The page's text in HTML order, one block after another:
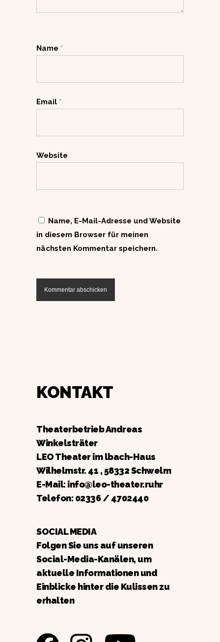
Name *
Email *
Website
Name, E-Mail-Adresse und Website
in diesem Browser für meinen
nächsten Kommentar speichern.
KONTAKT
Theaterbetrieb Andreas
Winkelsträter
LEO Theater im lbach-Haus
Wilhelmstr. 41 , 58332 Schwelm
E-Mail: info@leo-theater.ruhr
Telefon: 02336 / 4702440
SOCIAL MEDIA
Folgen Sie uns auf unseren
Social-Media-Kanälen, um
aktuelle Informationen und
Einblicke hinter die Kulissen zu
erhalten